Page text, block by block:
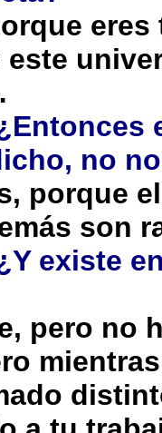
no
porque
son
existe
pero no